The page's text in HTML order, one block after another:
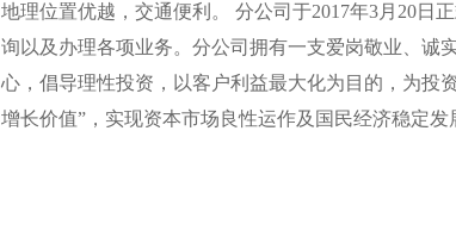
地理位置优越，交通便利。 分公司于2017年3月20日
询以及办理各项业务。分公司拥有一支爱岗敬业、诚
心，倡导理性投资，以客户利益最大化为目的，为投
增长价值”，实现资本市场良性运作及国民经济稳定发